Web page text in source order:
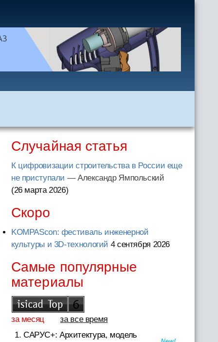
Случайная статья
К цифровизации строительства в России еще
не приступали — Александр Ямпольский
(26 марта 2026)
Скоро
KOMPAScon: фестиваль инженерной
культуры и 3D-технологий 4 сентября 2026
Самые популярные
материалы
за месяц
за все время
САРУС+: Архитектура, модель